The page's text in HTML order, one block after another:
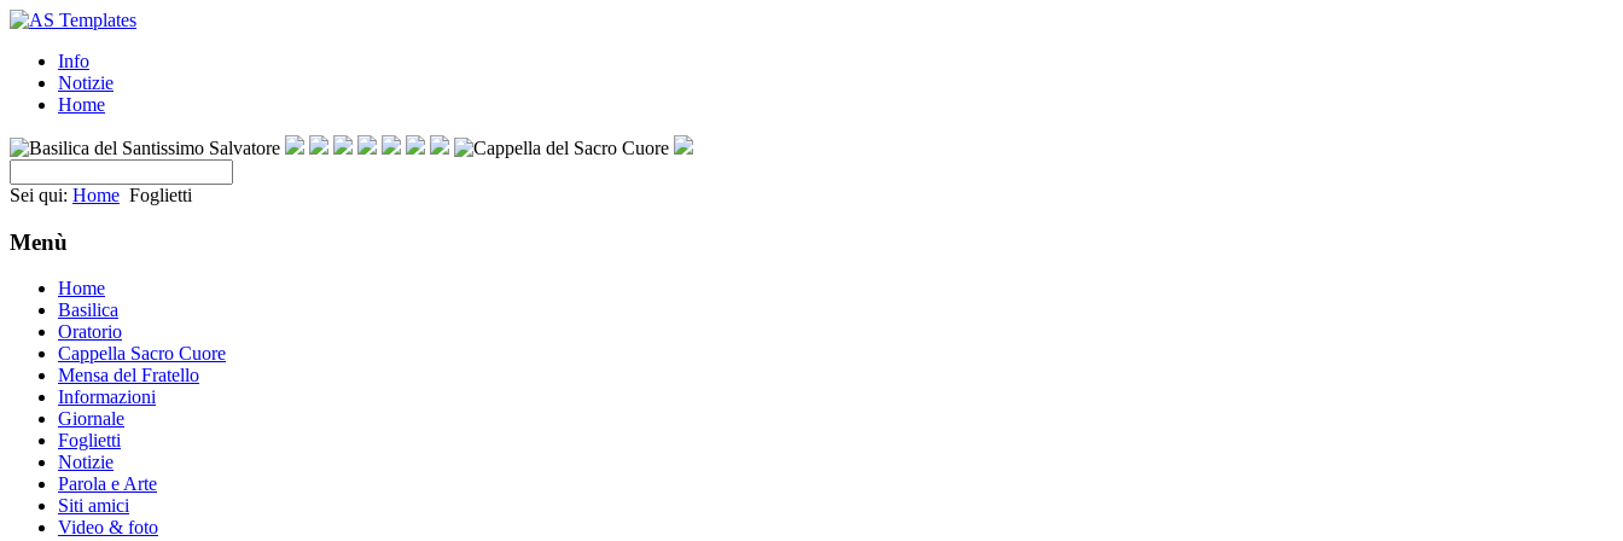
Info
Notizie
Home
Sei qui: Home Foglietti
Menù
Home
Basilica
Oratorio
Cappella Sacro Cuore
Mensa del Fratello
Informazioni
Giornale
Foglietti
Notizie
Parola e Arte
Siti amici
Video & foto